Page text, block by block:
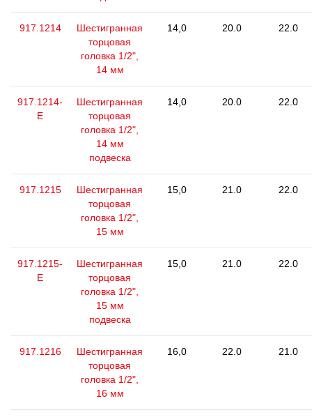
917.1214
Шестигранная
торцовая
головка 1/2",
14 мм
14,0 20.0 22.0
917.1214-
E
Шестигранная
торцовая
головка 1/2",
14 мм
подвеска
14,0 20.0 22.0
917.1215
Шестигранная
торцовая
головка 1/2",
15 мм
15,0 21.0 22.0
917.1215-
E
Шестигранная
торцовая
головка 1/2",
15 мм
подвеска
15,0 21.0 22.0
917.1216
Шестигранная
торцовая
головка 1/2",
16 мм
16,0 22.0 21.0